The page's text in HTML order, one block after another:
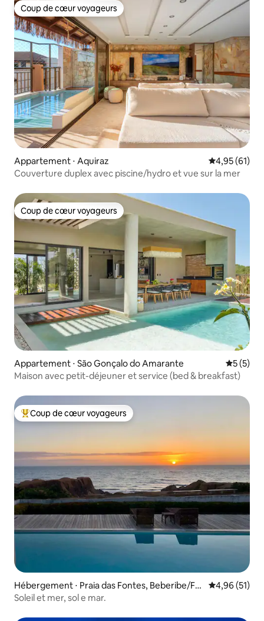
Coup de cœur voyageurs
Coup de cœur voyageurs
Appartement ⋅ Aquiraz Évaluation
4,95 (61)
Couverture duplex avec piscine/hydro et vue sur la mer
Coup de cœur voyageurs
Coup de cœur voyageurs
Appartement ⋅ São Gonçalo do Amarante
5 (5)
Maison avec petit-déjeuner et service (bed & breakfast)
Coups de cœur voyageurs les plus appréciés
Coup de cœur voyageurs
Hébergement ⋅ Praia das Fontes, Beberibe/For
taleza
Évaluation
4,96 (51)
Soleil et mer, sol e mar.